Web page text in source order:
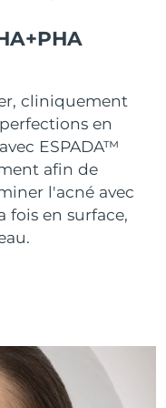
cliniquement
en
ESPADA™
afin de
l'acné avec
fois en surface,